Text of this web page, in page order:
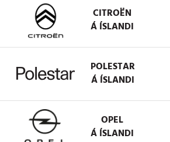
CITROËN
Á ÍSLANDI
POLESTAR
Á ÍSLANDI
OPEL
Á ÍSLANDI